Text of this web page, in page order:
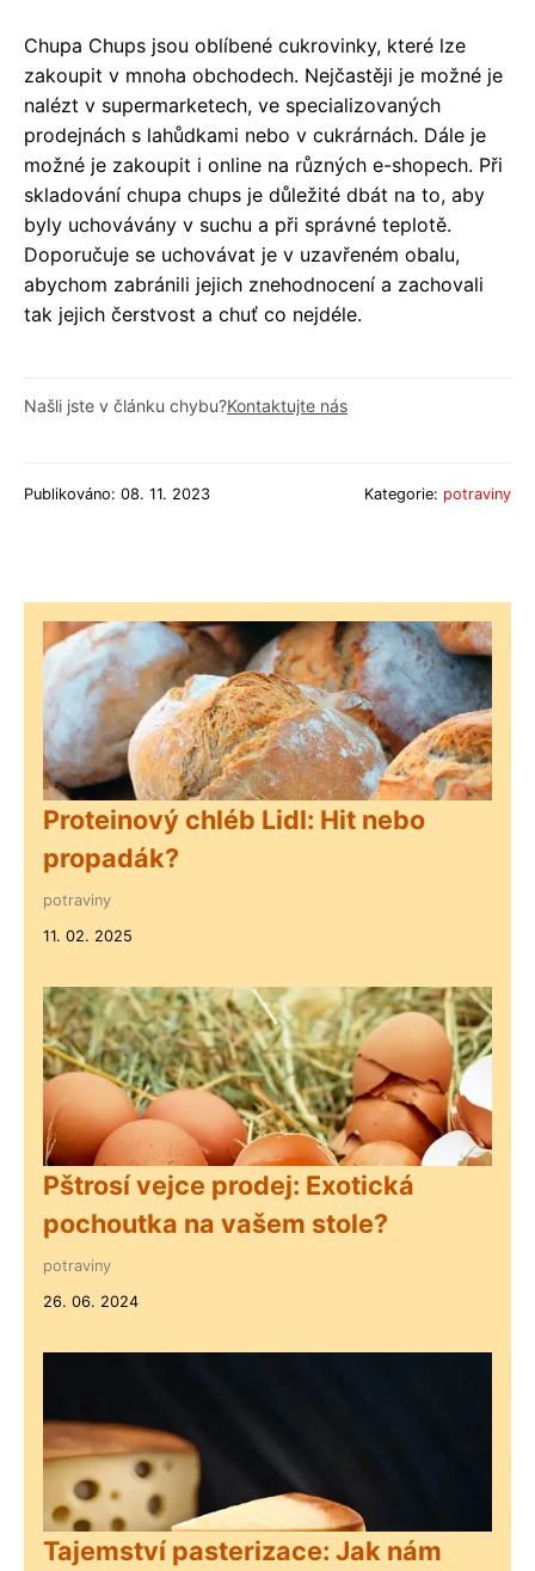
Chupa Chups jsou oblíbené cukrovinky, které lze
zakoupit v mnoha obchodech. Nejčastěji je možné je
nalézt v supermarketech, ve specializovaných
prodejnách s lahůdkami nebo v cukrárnách. Dále je
možné je zakoupit i online na různých e-shopech. Při
skladování chupa chups je důležité dbát na to, aby
byly uchovávány v suchu a při správné teplotě.
Doporučuje se uchovávat je v uzavřeném obalu,
abychom zabránili jejich znehodnocení a zachovali
tak jejich čerstvost a chuť co nejdéle.
Našli jste v článku chybu?Kontaktujte nás
Publikováno: 08. 11. 2023 Kategorie: potraviny
Proteinový chléb Lidl: Hit nebo
propadák?
potraviny
11. 02. 2025
Pštrosí vejce prodej: Exotická
pochoutka na vašem stole?
potraviny
26. 06. 2024
Tajemství pasterizace: Jak nám